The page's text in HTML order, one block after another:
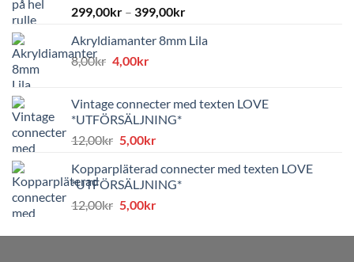
299,00kr – 399,00kr
Akryldiamanter 8mm Lila
8,00kr Det
var:
8,00kr.
4,00krDet
är:
4,00kr.
Vintage connecter med texten LOVE
*UTFÖRSÄLJNING*
12,00kr Det
priset
var:
12,00kr.
5,00krDet
priset
är:
5,00kr.
Kopparpläterad connecter med texten LOVE
*UTFÖRSÄLJNING*
12,00kr Det
priset
5,00krDet
priset